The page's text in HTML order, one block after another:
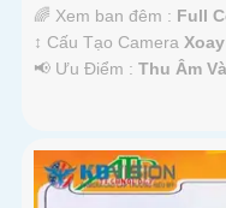
🌈 Xem ban đêm : Full
↕️ Cấu Tạo Camera
️📢 Ưu Điểm : Thu Âm